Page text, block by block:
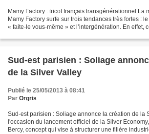
Mamy Factory : tricot français transgénérationnel La
Mamy Factory surfe sur trois tendances très fortes :
« faite-le vous-même » et l’intergénération. En effet,
Sud-est parisien : Soliage
de la Silver Valley
Publié le 25/05/2013 à 08:41
Par Orgris
Sud-est parisien : Soliage annonce la création de la
l'occasion du lancement officiel de la Silver
Bercy, concept qui vise à structurer une filière